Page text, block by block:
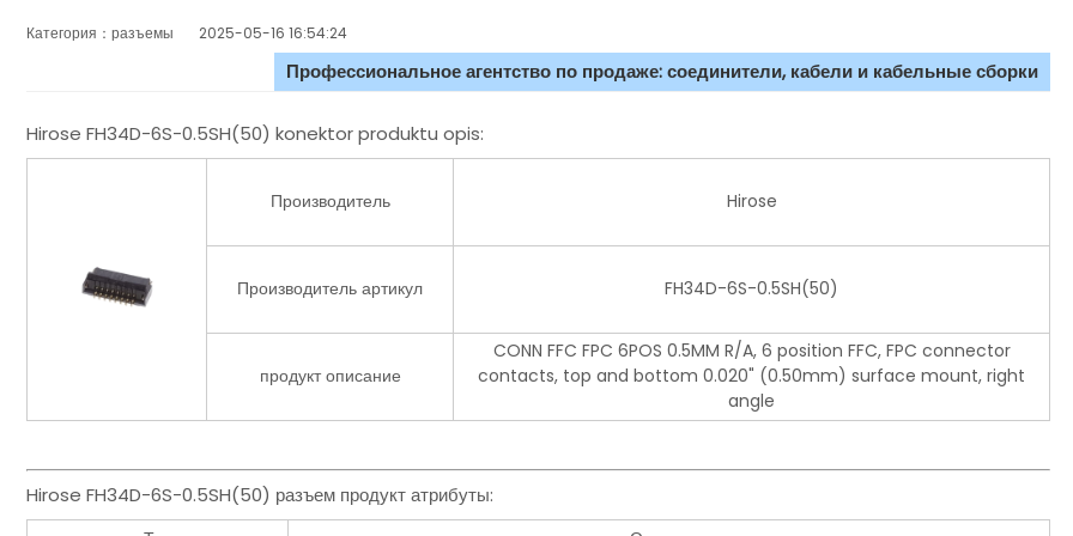
Категория：разъемы 2025-05-16 16:54:24
Профессиональное агентство по продаже: соединители, кабели и кабельные сборки
Hirose FH34D-6S-0.5SH(50) konektor produktu opis:
Производитель Hirose
Производитель артикул FH34D-6S-0.5SH(50)
продукт описание
CONN FFC FPC 6POS 0.5MM R/A, 6 position FFC, FPC connector
contacts, top and bottom 0.020" (0.50mm) surface mount, right
angle
Hirose FH34D-6S-0.5SH(50) разъем продукт атрибуты: